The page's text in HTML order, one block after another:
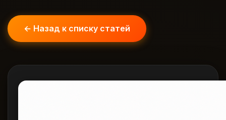
← Назад к списку статей